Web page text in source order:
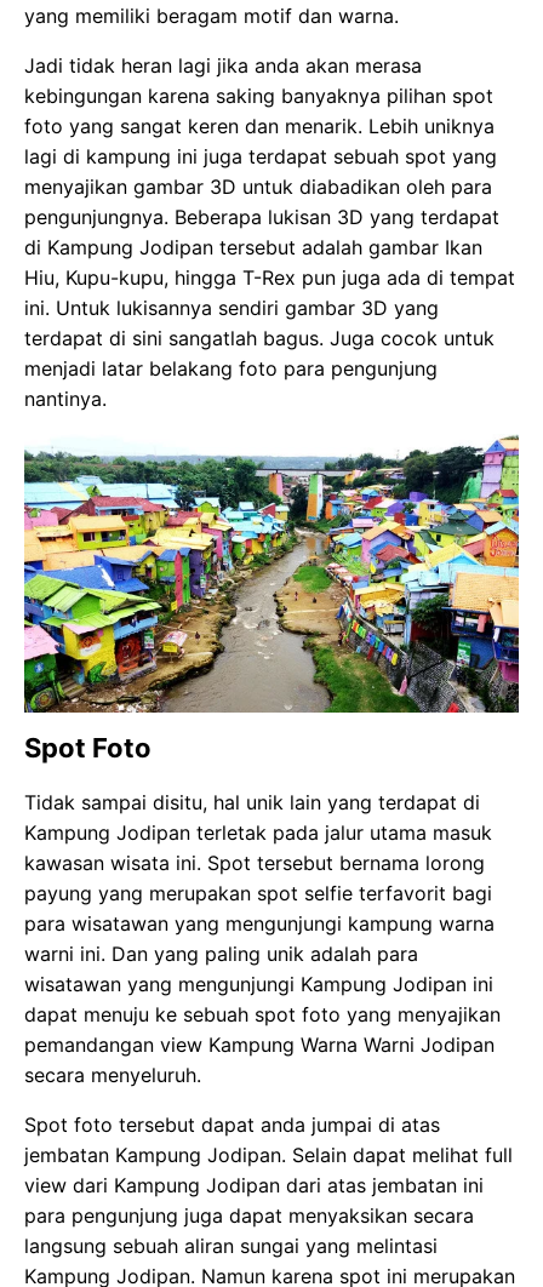
yang memiliki beragam motif dan warna.
Jadi tidak heran lagi jika anda akan merasa
kebingungan karena saking banyaknya pilihan spot
foto yang sangat keren dan menarik. Lebih uniknya
lagi di kampung ini juga terdapat sebuah spot yang
menyajikan gambar 3D untuk diabadikan oleh para
pengunjungnya. Beberapa lukisan 3D yang terdapat
di Kampung Jodipan tersebut adalah gambar Ikan
Hiu, Kupu-kupu, hingga T-Rex pun juga ada di tempat
ini. Untuk lukisannya sendiri gambar 3D yang
terdapat di sini sangatlah bagus. Juga cocok untuk
menjadi latar belakang foto para pengunjung
nantinya.
Spot Foto
Tidak sampai disitu, hal unik lain yang terdapat di
Kampung Jodipan terletak pada jalur utama masuk
kawasan wisata ini. Spot tersebut bernama lorong
payung yang merupakan spot selfie terfavorit bagi
para wisatawan yang mengunjungi kampung warna
warni ini. Dan yang paling unik adalah para
wisatawan yang mengunjungi Kampung Jodipan ini
dapat menuju ke sebuah spot foto yang menyajikan
pemandangan view Kampung Warna Warni Jodipan
secara menyeluruh.
Spot foto tersebut dapat anda jumpai di atas
jembatan Kampung Jodipan. Selain dapat melihat full
view dari Kampung Jodipan dari atas jembatan ini
para pengunjung juga dapat menyaksikan secara
langsung sebuah aliran sungai yang melintasi
Kampung Jodipan. Namun karena spot ini merupakan